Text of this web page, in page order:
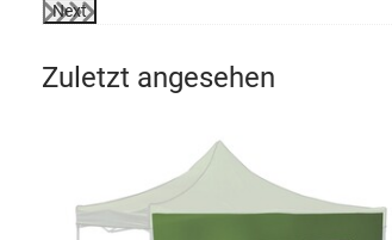
Next
Zuletzt angesehen